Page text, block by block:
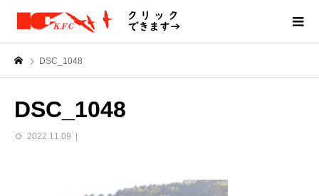
DSC_1048
DSC_1048
2022.11.09